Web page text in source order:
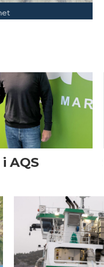
AQS